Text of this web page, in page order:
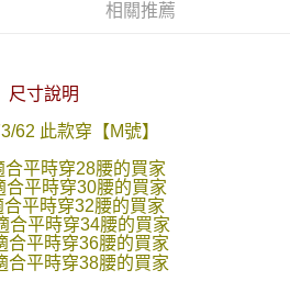
之後才付款」的支付方式。 讓您購物簡單
，再付款。
】
金額後，即可完成結帳。
繳費通知簡訊。
，點擊此簡訊中的連結，可透過四大超商／
行付款，方視為交易完成。
需立刻繳費，但若您需要取消訂單，請聯絡
取消之訂單仍視為有效，需透過AFTEE先享
以上)免運費
以上)免運費
以上)免運費
相關推薦
尺寸說明
62 此款穿【M號】
合平時穿28腰的買家
合平時穿30腰的買家
合平時穿32腰的買家
合平時穿34腰的買家
合平時穿36腰的買家
合平時穿38腰的買家